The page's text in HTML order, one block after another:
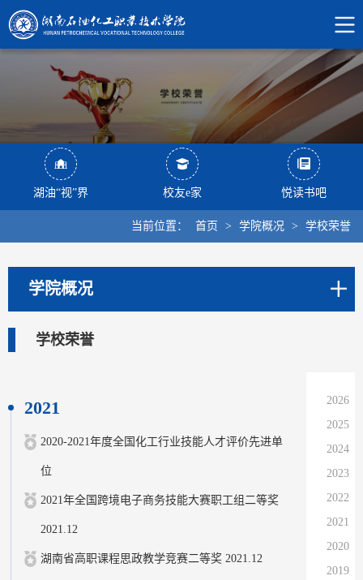
湖油“视”界 校友e家 悦读书吧
当前位置： 首页 > 学院概况 > 学校荣誉
学院概况
学校荣誉
2021
2020-2021年度全国化工行业技能人才评价先进单
位
2021年全国跨境电子商务技能大赛职工组二等奖
2021.12
湖南省高职课程思政教学竞赛二等奖 2021.12
2026
2025
2024
2023
2022
2021
2020
2019